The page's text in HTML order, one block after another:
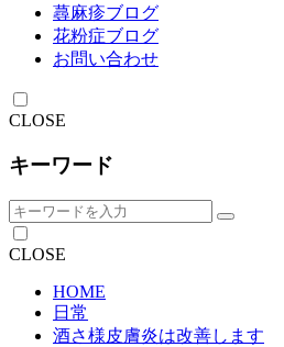
蕁麻疹ブログ
花粉症ブログ
お問い合わせ
CLOSE
キーワード
CLOSE
HOME
日常
酒さ様皮膚炎は改善します